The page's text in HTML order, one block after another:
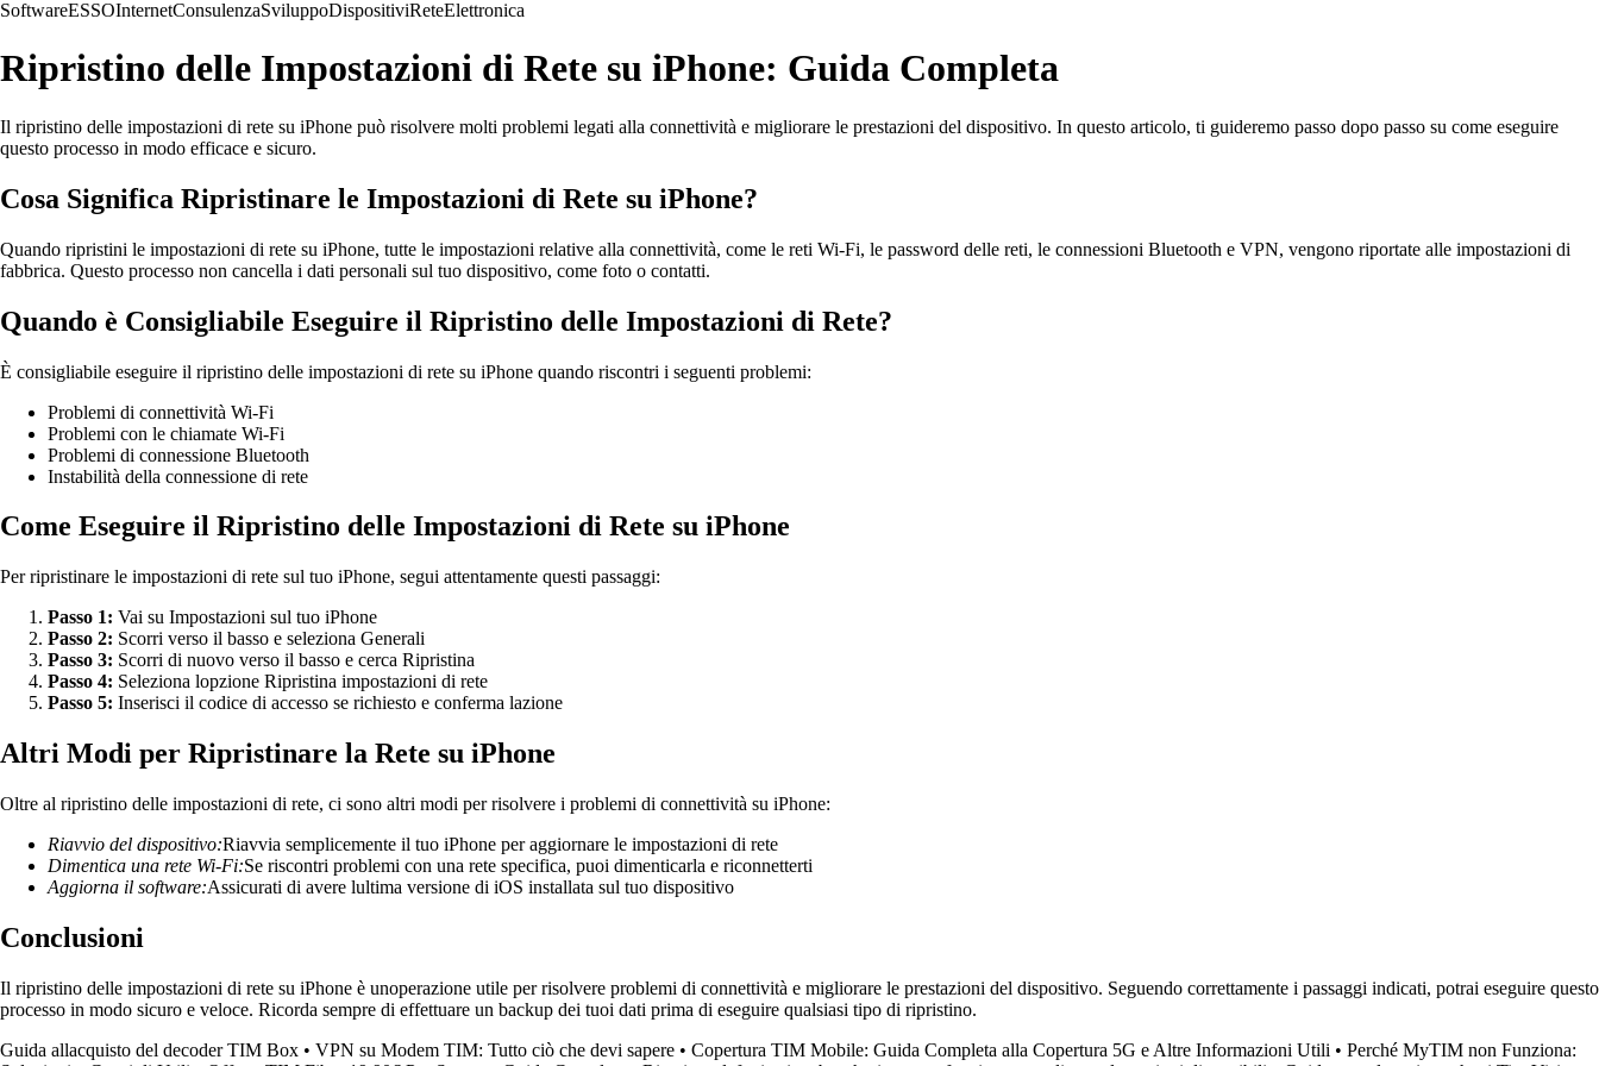
SoftwareESSOInternetConsulenzaSviluppoDispositiviReteElettronica
Ripristino delle Impostazioni di Rete su iPhone: Guida Completa
Il ripristino delle impostazioni di rete su iPhone può risolvere molti problemi legati alla connettività e migliorare le prestazioni del dispositivo. In questo articolo, ti guideremo passo dopo passo su come eseguire
questo processo in modo efficace e sicuro.
Cosa Significa Ripristinare le Impostazioni di Rete su iPhone?
Quando ripristini le impostazioni di rete su iPhone, tutte le impostazioni relative alla connettività, come le reti Wi-Fi, le password delle reti, le connessioni Bluetooth e VPN, vengono riportate alle impostazioni di
fabbrica. Questo processo non cancella i dati personali sul tuo dispositivo, come foto o contatti.
Quando è Consigliabile Eseguire il Ripristino delle Impostazioni di Rete?
È consigliabile eseguire il ripristino delle impostazioni di rete su iPhone quando riscontri i seguenti problemi:
Problemi di connettività Wi-Fi
Problemi con le chiamate Wi-Fi
Problemi di connessione Bluetooth
Instabilità della connessione di rete
Come Eseguire il Ripristino delle Impostazioni di Rete su iPhone
Per ripristinare le impostazioni di rete sul tuo iPhone, segui attentamente questi passaggi:
Passo 1: Vai su Impostazioni sul tuo iPhone
Passo 2: Scorri verso il basso e seleziona Generali
Passo 3: Scorri di nuovo verso il basso e cerca Ripristina
Passo 4: Seleziona lopzione Ripristina impostazioni di rete
Passo 5: Inserisci il codice di accesso se richiesto e conferma lazione
Altri Modi per Ripristinare la Rete su iPhone
Oltre al ripristino delle impostazioni di rete, ci sono altri modi per risolvere i problemi di connettività su iPhone:
Riavvio del dispositivo:Riavvia semplicemente il tuo iPhone per aggiornare le impostazioni di rete
Dimentica una rete Wi-Fi:Se riscontri problemi con una rete specifica, puoi dimenticarla e riconnetterti
Aggiorna il software:Assicurati di avere lultima versione di iOS installata sul tuo dispositivo
Conclusioni
Il ripristino delle impostazioni di rete su iPhone è unoperazione utile per risolvere problemi di connettività e migliorare le prestazioni del dispositivo. Seguendo correttamente i passaggi indicati, potrai eseguire questo
processo in modo sicuro e veloce. Ricorda sempre di effettuare un backup dei tuoi dati prima di eseguire qualsiasi tipo di ripristino.
Guida allacquisto del decoder TIM Box • VPN su Modem TIM: Tutto ciò che devi sapere • Copertura TIM Mobile: Guida Completa alla Copertura 5G e Altre Informazioni Utili • Perché MyTIM non Funziona: